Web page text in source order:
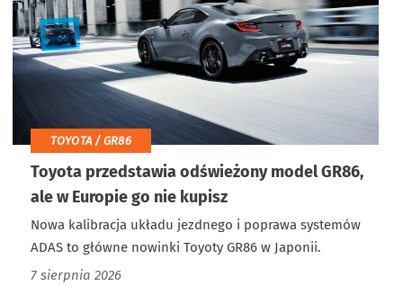
TOYOTA / GR86
Toyota przedstawia odświeżony model GR86,
ale w Europie go nie kupisz
Nowa kalibracja układu jezdnego i poprawa systemów
ADAS to główne nowinki Toyoty GR86 w Japonii.
7 sierpnia 2026